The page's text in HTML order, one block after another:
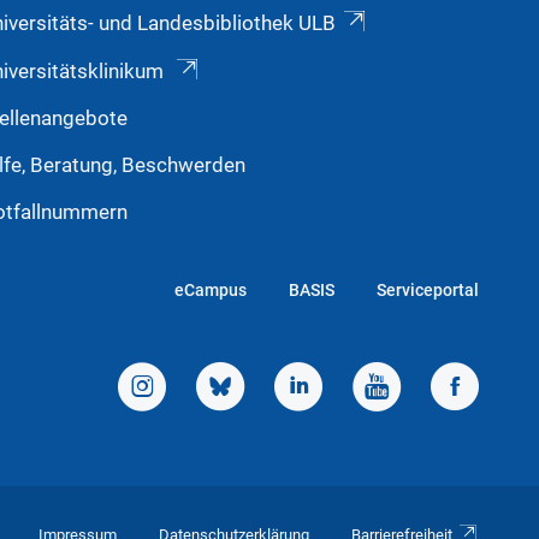
und Landesbibliothek ULB
Beratung, Beschwerden
eCampus BASIS Serviceportal
Impressum Datenschutzerklärung Barrierefreiheit